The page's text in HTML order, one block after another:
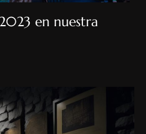
en nuestra